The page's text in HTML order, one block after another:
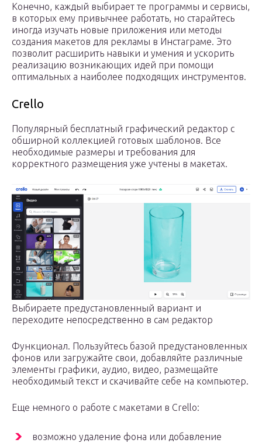
Конечно, каждый выбирает те программы и сервисы,
в которых ему привычнее работать, но старайтесь
иногда изучать новые приложения или методы
создания макетов для рекламы в Инстаграме. Это
позволит расширить навыки и умения и ускорить
реализацию возникающих идей при помощи
оптимальных а наиболее подходящих инструментов.
Crello
Популярный бесплатный графический редактор c
обширной коллекцией готовых шаблонов. Все
необходимые размеры и требования для
корректного размещения уже учтены в макетах.
Выбираете предустановленный вариант и
переходите непосредственно в сам редактор
Функционал. Пользуйтесь базой предустановленных
фонов или загружайте свои, добавляйте различные
элементы графики, аудио, видео, размещайте
необходимый текст и скачивайте себе на компьютер.
Еще немного о работе с макетами в Crello:
возможно удаление фона или добавление